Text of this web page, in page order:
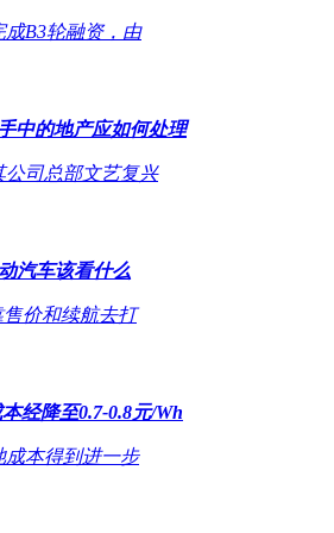
B3轮融资，由
中的地产应如何处理
司总部文艺复兴
汽车该看什么
价和续航去打
经降至0.7-0.8元/Wh
成本得到进一步